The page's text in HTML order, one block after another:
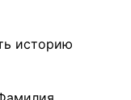
историю